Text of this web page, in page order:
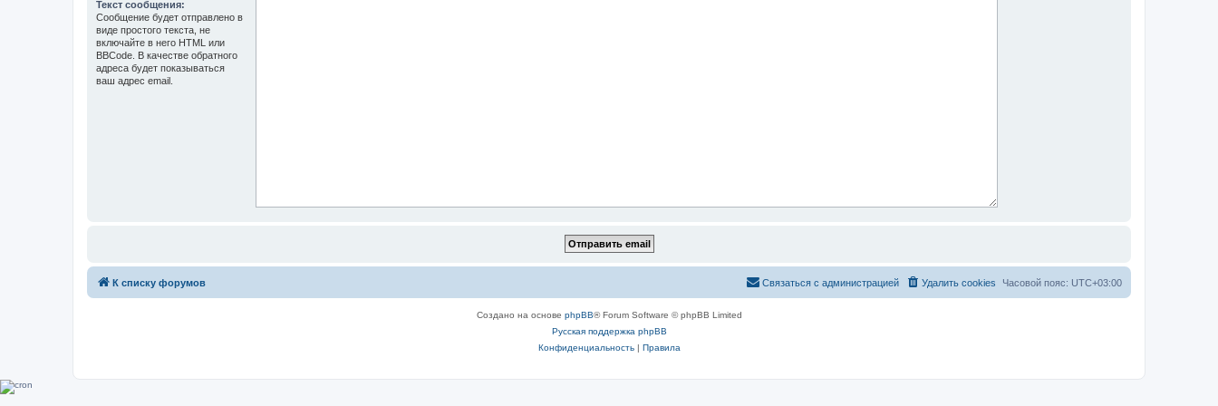
Текст сообщения:
Сообщение будет отправлено в
виде простого текста, не
включайте в него HTML или
BBCode. В качестве обратного
адреса будет показываться
ваш адрес email.
К списку форумов Часовой пояс: UTC+03:00
Удалить cookies
Связаться с администрацией
Создано на основе phpBB® Forum Software © phpBB Limited
Русская поддержка phpBB
Конфиденциальность| Правила